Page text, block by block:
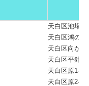
天白区池場3-
天白区鴻の
天白区向が丘
天白区平針2-
天白区原1-
天白区原2-